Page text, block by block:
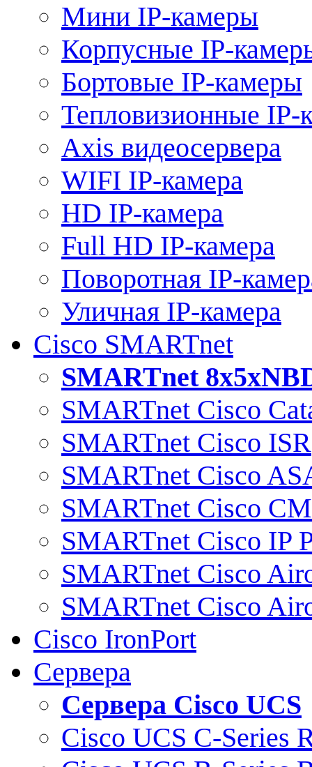
Мини IP-камеры
Корпусные IP-
Бортовые IP-камеры
Тепловизионные IP-
Axis видеосервера
WIFI IP-камера
HD IP-камера
Full HD IP-камера
Поворотная IP-
Уличная IP-камера
Cisco SMARTnet
SMARTnet
SMARTnet Cisco
SMARTnet Cisco ISR
SMARTnet Cisco
SMARTnet Cisco
SMARTnet Cisco IP
SMARTnet Cisco
SMARTnet Cisco
Cisco IronPort
Сервера
Сервера Cisco UCS
Cisco UCS C-Series